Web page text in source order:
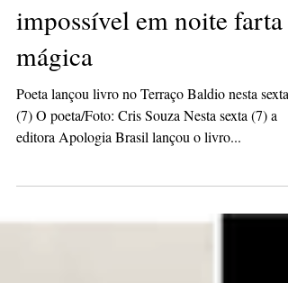
Silmes anunciou o
impossível em noite farta e
mágica
Poeta lançou livro no Terraço Baldio nesta sexta
(7) O poeta/Foto: Cris Souza Nesta sexta (7) a